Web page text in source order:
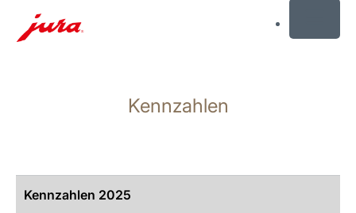
Kennzahlen
Kennzahlen 2025